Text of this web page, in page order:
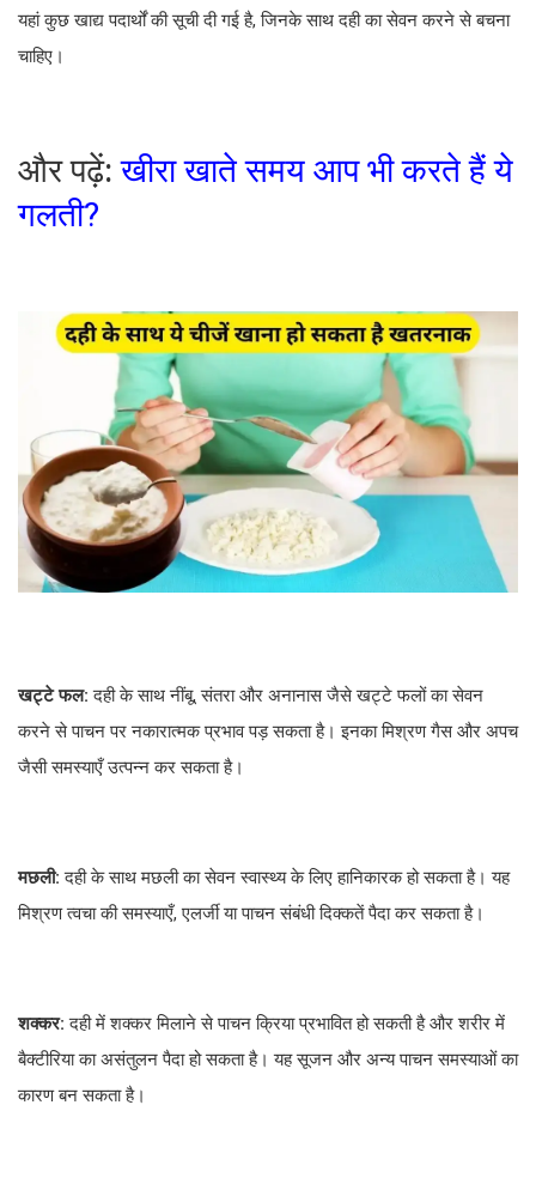
यहां कुछ खाद्य पदार्थों की सूची दी गई है, जिनके साथ दही का सेवन करने से बचना
चाहिए।
और पढ़ें:खीरा खाते समय आप भी करते हैं ये
गलती?
खट्टे फल:दही के साथ नींबू, संतरा और अनानास जैसे खट्टे फलों का सेवन
करने से पाचन पर नकारात्मक प्रभाव पड़ सकता है। इनका मिश्रण गैस और अपच
जैसी समस्याएँ उत्पन्न कर सकता है।
मछली:दही के साथ मछली का सेवन स्वास्थ्य के लिए हानिकारक हो सकता है। यह
मिश्रण त्वचा की समस्याएँ, एलर्जी या पाचन संबंधी दिक्कतें पैदा कर सकता है।
शक्कर:दही में शक्कर मिलाने से पाचन क्रिया प्रभावित हो सकती है और शरीर में
बैक्टीरिया का असंतुलन पैदा हो सकता है। यह सूजन और अन्य पाचन समस्याओं का
कारण बन सकता है।